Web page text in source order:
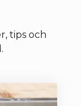
tips och